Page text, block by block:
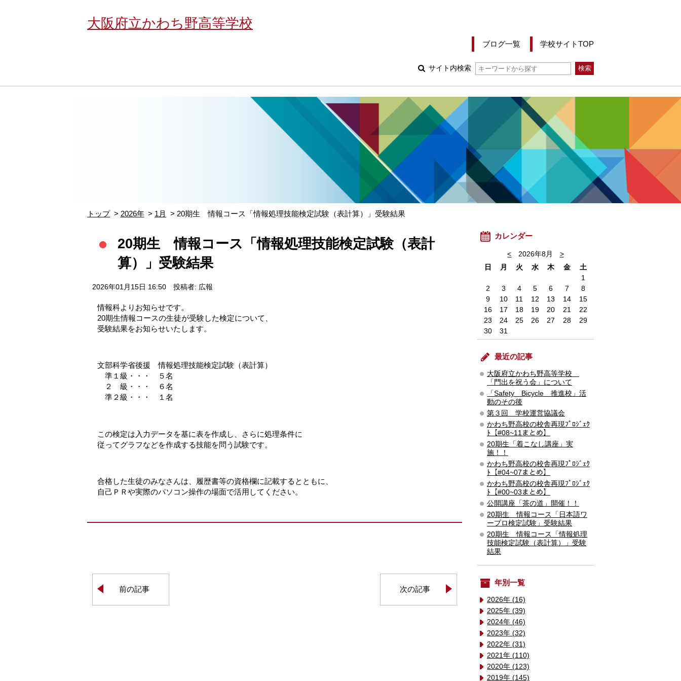
大阪府立かわち野高等学校
ブログ一覧 学校サイトTOP
サイト内検索
トップ 2026年 1月 20期生 情報コース「情報処理技能検定試験（表計算）」受験結果
20期生 情報コース「情報処理技能検定試験（表計
算）」受験結果
2026年01月15日 16:50 投稿者: 広報
情報科よりお知らせです。
20期生情報コースの生徒が受験した検定について、
受験結果をお知らせいたします。
文部科学省後援 情報処理技能検定試験（表計算）
準１級・・・ ５名
２ 級・・・ ６名
準２級・・・ １名
この検定は入力データを基に表を作成し、さらに処理条件に
従ってグラフなどを作成する技能を問う試験です。
合格した生徒のみなさんは、履歴書等の資格欄に記載するとともに、
自己ＰＲや実際のパソコン操作の場面で活用してください。
前の記事 次の記事
カレンダー
< 2026年8月
>
日
月 火 水 木 金
土
1
2
3 4 5 6 7
8
9
10 11 12 13 14
15
16
17 18 19 20 21
22
23
24 25 26 27 28
29
30
31
最近の記事
大阪府立かわち野高等学校
「門出を祝う会」について
「Safety Bicycle 推進校」活
動のその後
第３回 学校運営協議会
かわち野高校の校舎再現ﾌﾟﾛｼﾞｪｸ
ﾄ【#08~11まとめ】
20期生「着こなし講座」実
施！！
かわち野高校の校舎再現ﾌﾟﾛｼﾞｪｸ
ﾄ【#04~07まとめ】
かわち野高校の校舎再現ﾌﾟﾛｼﾞｪｸ
ﾄ【#00~03まとめ】
公開講座「茶の道」開催！！
20期生 情報コース「日本語ワ
ープロ検定試験」受験結果
20期生 情報コース「情報処理
技能検定試験（表計算）」受験
結果
年別一覧
2026年 (16)
2025年 (39)
2024年 (46)
2023年 (32)
2022年 (31)
2021年 (110)
2020年 (123)
2019年 (145)